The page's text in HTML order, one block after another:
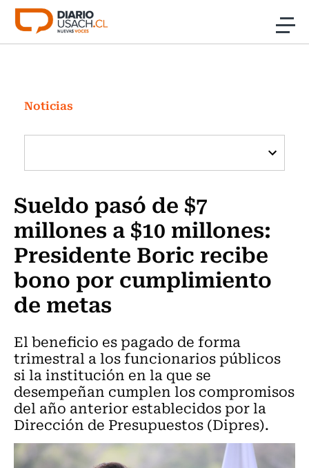
Click acá para ir directamente al contenido
Investigación
Cultura
Programas Radio y TV Usach
Noticias
Sueldo pasó de $7
millones a $10 millones:
Presidente Boric recibe
bono por cumplimiento
de metas
El beneficio es pagado de forma
trimestral a los funcionarios públicos
si la institución en la que se
desempeñan cumplen los compromisos
del año anterior establecidos por la
Dirección de Presupuestos (Dipres).